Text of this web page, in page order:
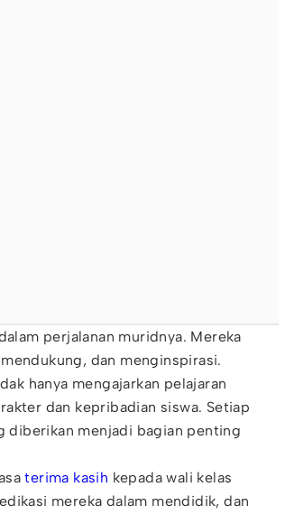
perjalanan muridnya. Mereka
dan menginspirasi.
hanya mengajarkan pelajaran
dan kepribadian siswa. Setiap
diberikan menjadi bagian penting
terima kasih kepada wali kelas
mereka dalam mendidik, dan